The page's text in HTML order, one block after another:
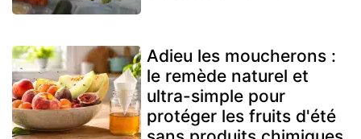
Adieu les moucherons :
le remède naturel et
ultra-simple pour
protéger les fruits d'été